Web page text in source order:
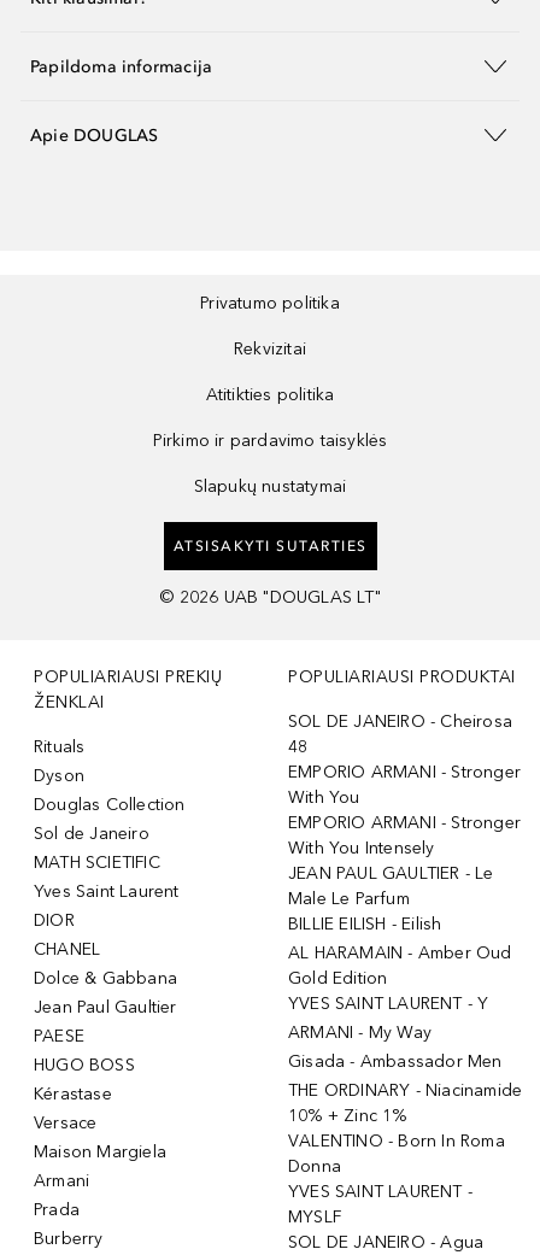
Papildoma informacija
Apie DOUGLAS
Privatumo politika
Rekvizitai
Atitikties politika
Pirkimo ir pardavimo taisyklės
Slapukų nustatymai
ATSISAKYTI SUTARTIES
© 2026 UAB "DOUGLAS LT"
POPULIARIAUSI PREKIŲ
ŽENKLAI
Rituals
Dyson
Douglas Collection
Sol de Janeiro
MATH SCIETIFIC
Yves Saint Laurent
DIOR
CHANEL
Dolce & Gabbana
Jean Paul Gaultier
PAESE
HUGO BOSS
Kérastase
Versace
Maison Margiela
Armani
Prada
Burberry
POPULIARIAUSI PRODUKTAI
SOL DE JANEIRO - Cheirosa
48
EMPORIO ARMANI - Stronger
With You
EMPORIO ARMANI - Stronger
With You Intensely
JEAN PAUL GAULTIER - Le
Male Le Parfum
BILLIE EILISH - Eilish
AL HARAMAIN - Amber Oud
Gold Edition
YVES SAINT LAURENT - Y
ARMANI - My Way
Gisada - Ambassador Men
THE ORDINARY - Niacinamide
10% + Zinc 1%
VALENTINO - Born In Roma
Donna
YVES SAINT LAURENT -
MYSLF
SOL DE JANEIRO - Agua